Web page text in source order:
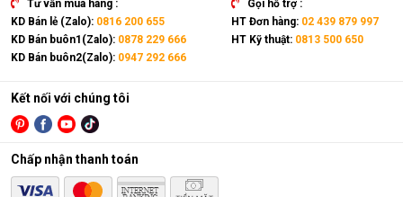
Tư vấn mua hàng :
KD Bán lẻ (Zalo): 0816 200 655
KD Bán buôn1(Zalo): 0878 229 666
KD Bán buôn2(Zalo): 0947 292 666
Gọi hỗ trợ :
HT Đơn hàng: 02 439 879 997
HT Kỹ thuật: 0813 500 650
Kết nối với chúng tôi
Chấp nhận thanh toán